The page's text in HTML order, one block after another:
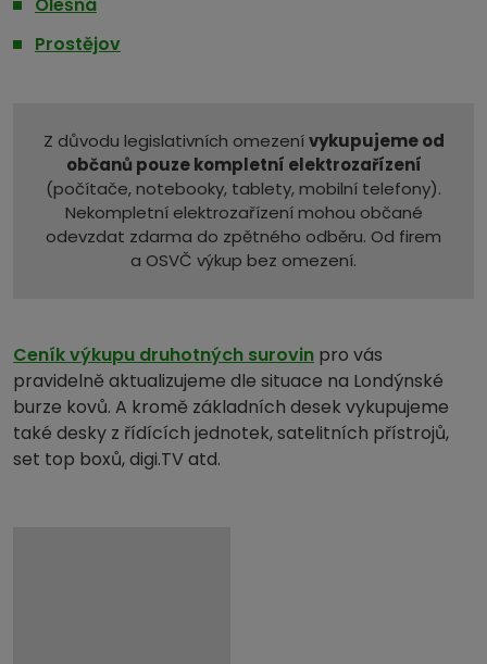
Prostějov
Z důvodu legislativních omezenívykupujeme od
občanů pouze kompletní elektrozařízení
(počítače, notebooky, tablety, mobilní telefony).
Nekompletní elektrozařízení mohou občané
odevzdat zdarma do zpětného odběru. Od firem
a OSVČ výkup bez omezení.
Ceník výkupu druhotných surovin pro vás
pravidelně aktualizujeme dle situace na Londýnské
burze kovů. A kromě základních desek vykupujeme
také desky z řídících jednotek, satelitních přístrojů,
set top boxů, digi.TV atd.